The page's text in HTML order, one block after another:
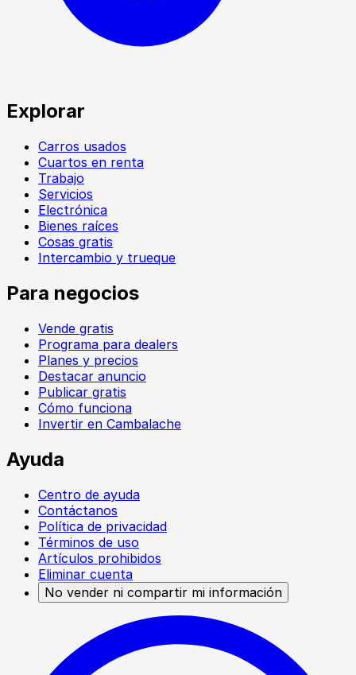
Explorar
Carros usados
Cuartos en renta
Trabajo
Servicios
Electrónica
Bienes raíces
Cosas gratis
Intercambio y trueque
Para negocios
Vende gratis
Programa para dealers
Planes y precios
Destacar anuncio
Publicar gratis
Cómo funciona
Invertir en Cambalache
Ayuda
Centro de ayuda
Contáctanos
Política de privacidad
Términos de uso
Artículos prohibidos
Eliminar cuenta
No vender ni compartir mi información